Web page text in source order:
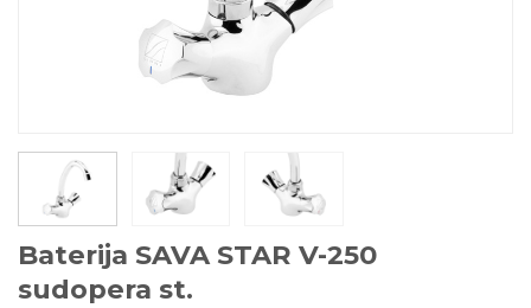
Baterija SAVA STAR V-250
sudopera st.